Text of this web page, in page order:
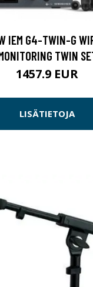
IEM G4-TWIN-G
TWIN
1457.9 EUR
LISÄTIETOJA